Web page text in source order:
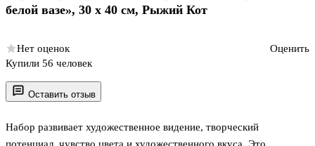
Оставить отзыв
Набор развивает художественное видение, творческий
белой вазе», 30 х 40 см, Рыжий Кот
Нет оценок
Оценить
Купили 56 человек